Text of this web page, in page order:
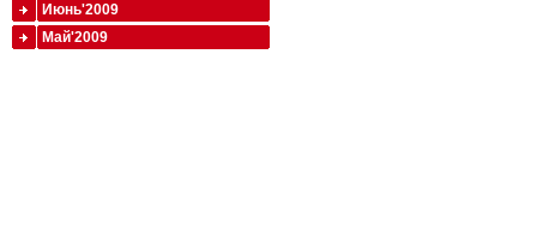
Июнь'2009
Май'2009